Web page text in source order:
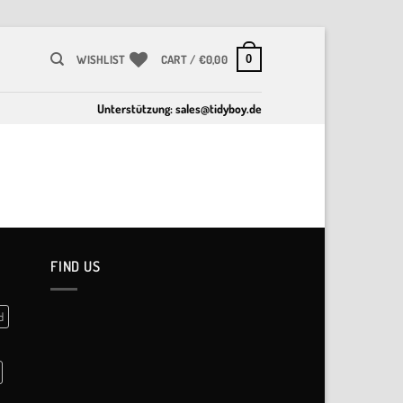
WISHLIST CART / €0,00 0
Unterstützung:sales@tidyboy.de
FIND US